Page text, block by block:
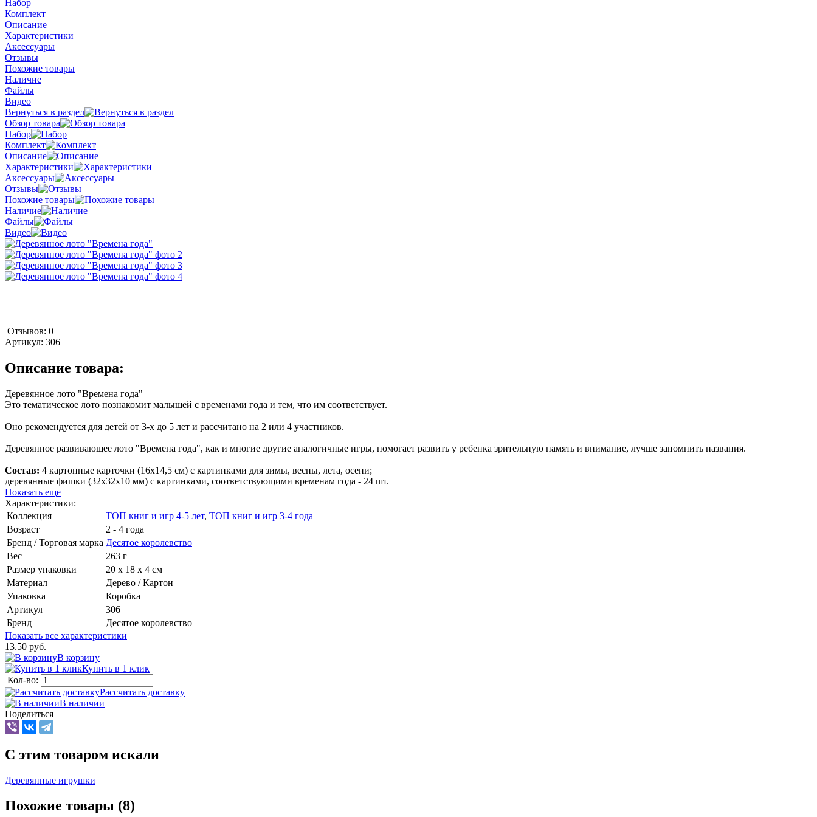
Набор
Комплект
Описание
Характеристики
Аксессуары
Отзывы
Похожие товары
Наличие
Файлы
Видео
Вернуться в раздел
Обзор товара
Набор
Комплект
Описание
Характеристики
Аксессуары
Отзывы
Похожие товары
Наличие
Файлы
Видео
Отзывов: 0
Артикул: 306
Описание товара:
Деревянное лото "Времена года"
Это тематическое лото познакомит малышей с временами года и тем, что им соответствует.
Оно рекомендуется для детей от 3-х до 5 лет и рассчитано на 2 или 4 участников.
Деревянное развивающее лото "Времена года", как и многие другие аналогичные игры, помогает развить у ребенка зрительную память и внимание, лучше запомнить названия.
Состав: 4 картонные карточки (16х14,5 см) с картинками для зимы, весны, лета, осени;
деревянные фишки (32х32х10 мм) с картинками, соответствующими временам года - 24 шт.
Показать еще
Характеристики:
Коллекция
ТОП книг и игр 4-5 лет, ТОП книг и игр 3-4 года
Возраст
2 - 4 года
Бренд / Торговая марка Десятое королевство
Вес
263 г
Размер упаковки
20 х 18 х 4 см
Материал
Дерево / Картон
Упаковка
Коробка
Артикул
306
Бренд
Десятое королевство
Показать все характеристики
13.50 руб.
В корзину
Купить в 1 клик
Кол-во:
Рассчитать доставку
В наличии
Поделиться
C этим товаром искали
Деревянные игрушки
Похожие товары (8)